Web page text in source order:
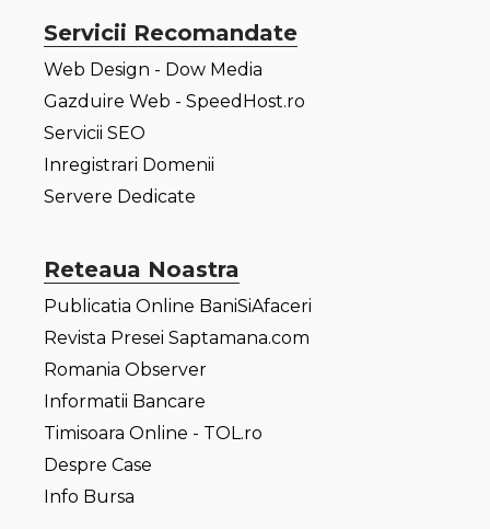
Servicii Recomandate
Web Design - Dow Media
Gazduire Web - SpeedHost.ro
Servicii SEO
Inregistrari Domenii
Servere Dedicate
Reteaua Noastra
Publicatia Online BaniSiAfaceri
Revista Presei Saptamana.com
Romania Observer
Informatii Bancare
Timisoara Online - TOL.ro
Despre Case
Info Bursa